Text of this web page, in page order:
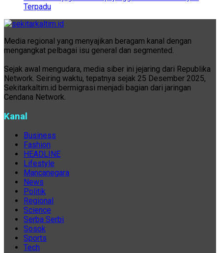
Terpadu
Media regional yang menyajikan beragam kanal dengan
mengangkat pelbagai isu general dan segmented.
Sejak awal mengudara, media siber ini jejaring dari Republika
Network. Seiring waktu, tepatnya sejak 25 Desember 2025,
Sekitarkaltim.id bermigrasi menjadi bagian dari jaringan
Cendana Network.
Kanal
Business
Fashion
HEADLINE
Lifestyle
Mancanegara
News
Politik
Regional
Science
Serba Serbi
Sosok
Sports
Tech